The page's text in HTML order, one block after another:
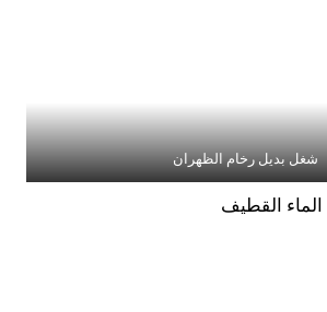
شغل بديل رخام الظهران